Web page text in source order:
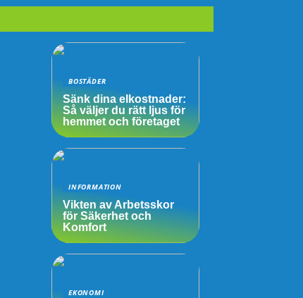
BOSTÄDER
Sänk dina elkostnader:
Så väljer du rätt ljus för
hemmet och företaget
INFORMATION
Vikten av Arbetsskor
för Säkerhet och
Komfort
EKONOMI